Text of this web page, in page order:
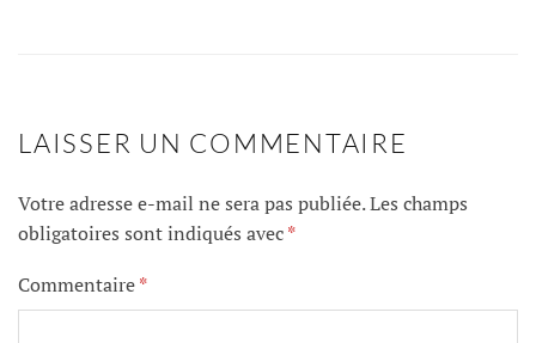
LAISSER UN COMMENTAIRE
Votre adresse e-mail ne sera pas publiée.Les champs
obligatoires sont indiqués avec*
Commentaire*